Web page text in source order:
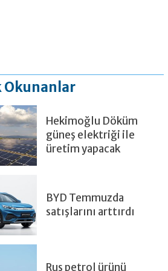
Okunanlar
Hekimoğlu Döküm
güneş elektriği ile
üretim yapacak
BYD Temmuzda
satışlarını arttırdı
Rus petrol ürünü